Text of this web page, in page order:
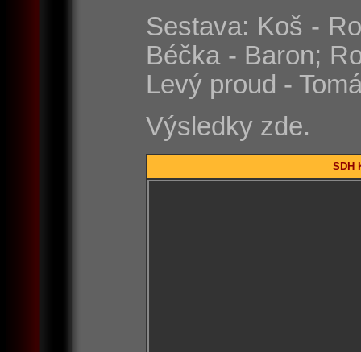
Sestava: Koš -
Béčka - Baron;
Levý proud -
Výsledky zde.
SDH